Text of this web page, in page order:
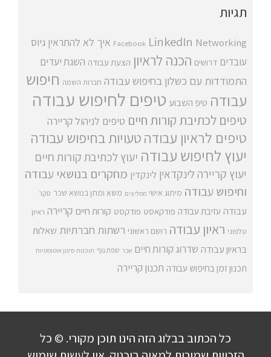
תגיות
Facebook LinkedIn Networking איך לא להתראין גיוס
עובדים דרושים הכנה לראיון הצעת עבודה השגת יעדים
התמודדות עם כשלון בחיפוש עבודה חברות השמה חיפוש
עבודה טיפ השבוע טיפים לחיפוש עבודה
טיפים לכתיבת קורות חיים טיפים לניהול קריירה
טיפים לראיון עבודהטעויות בחיפוש עבודה
יעוץ לחיפוש עבודה יעוץ לכתיבת קורות חיים
יעוץ קריירה לינקדאין לינקדין מחקרים בנושאי עבודה
וחיפוש עבודה מיתוג אישי ממליצים משא ומתן בנושא שכר סקר
עבודה עזיבת עבודה פודקאסט פודקסט קורות חיים קריירה ראיון
טלפוני ראיון עבודה רושם ראשוני רשתות חברתיות שאלות
בראיון עבודה שדרוג קורות חיים שכר שפת גוף תוכנות סינון אוטומטיות
תכנון זמן בחיפוש עבודה תכנון קריירה
כל הכתוב בבלוג הזה הינו תוכן מקורי. © כל